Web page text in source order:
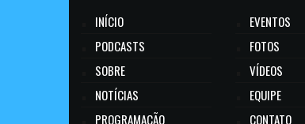
INÍCIO
PODCASTS
SOBRE
NOTÍCIAS
PROGRAMAÇÃO
EVENTOS
FOTOS
VÍDEOS
EQUIPE
CONTATO